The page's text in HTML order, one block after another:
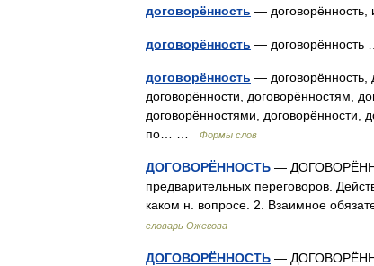
договорённость —
договорённость —
договорённость — договорённость,
договорённости, договорённостям,
договорённостями, договорённости,
по… …
Формы слов
ДОГОВОРЁННОСТЬ —
предварительных переговоров.
каком н. вопросе. 2. Взаимное
словарь Ожегова
ДОГОВОРЁННОСТЬ —